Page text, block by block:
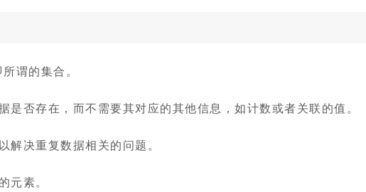
谓的集合。
是否存在，而不需要其对应的其他信息，如计数或者关联的值。
解决重复数据相关的问题。
元素。